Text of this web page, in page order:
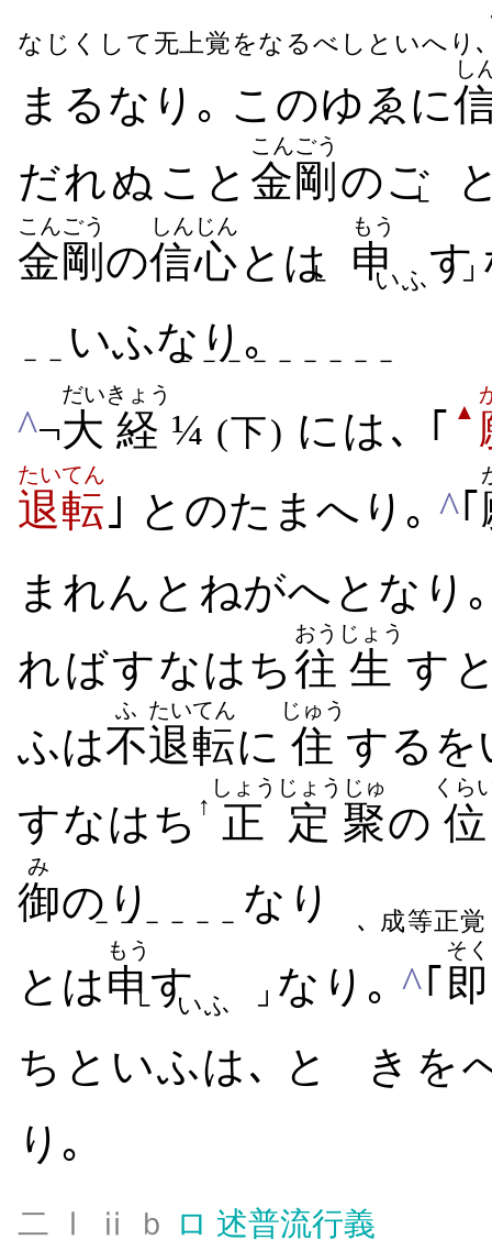
なじくして无上覚をなるべしといへり､
まる​なり｡ この​ゆゑに
し
だれ​ぬ​こと 金剛
こんごう
のご
└
金剛
こんごう
の信心
しんじん
とは└ 申
もう
いふす
┘
－－ いふなり｡－－－－－－－－－
^¬大
だい
経
きょう
¼ (下) には､ ｢ ▲
退転
たいてん
｣ と​のたまへ​り｡ ^｢
まれ​ん​と​ねがへ​となり
れ​ば​すなはち往
おう
生
じょう
す​
ふは不
ふ
退転
たいてん
に 住
じゅう
する​
すなはち ↑ 正定
しょうじょう
聚
じゅ
の 位
くら
御
み
のり
－－－－－－ なり､ 成等正
とは申
もう
す
└ いふ ┘ なり｡^｢ 即
そく
ち​といふは､ と
き​を​
り｡
二 Ⅰ ⅱ ｂ ロ 述普流行義